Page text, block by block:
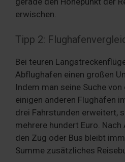
erwischen.
Tipp 2:
Bei teuren
Abflughafen einen großen
Indem man seine Suche
einigen anderen Flughäfen
drei Fahrstunden erweitert,
mehrere hundert Euro.
den Zug oder Bus bleibt
Summe zusätzliches